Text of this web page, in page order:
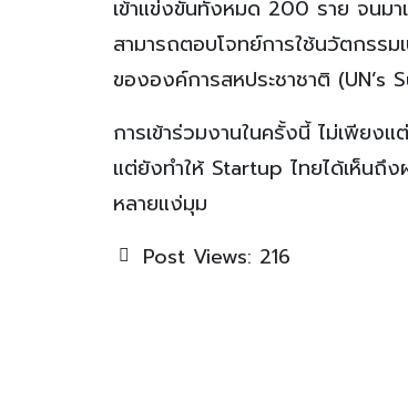
เข้าแข่งขันทั้งหมด 200 ราย จนม
สามารถตอบโจทย์การใช้นวัตกรร
ขององค์การสหประชาชาติ
การเข้าร่วมงานในครั้งนี้ ไม่เพียง
แต่ยังทำให้ Startup ไทยได้เห็นถึ
หลายแง่มุม
Post Views: 216